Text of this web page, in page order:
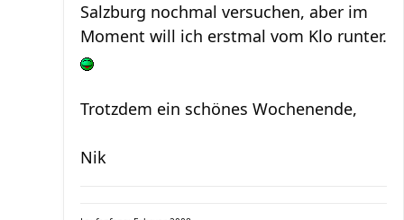
Salzburg nochmal versuchen, aber im
Moment will ich erstmal vom Klo runter.
Trotzdem ein schönes Wochenende,
Nik